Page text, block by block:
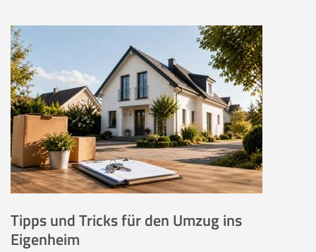
Tipps und Tricks für den Umzug ins
Eigenheim